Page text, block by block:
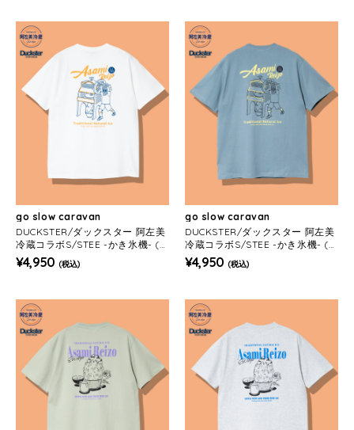
go slow caravan
DUCKSTER/ダックスター 阿左美
冷蔵コラボS/STEE -かき氷機- (M
ENS)
¥4,950 (税込)
go slow caravan
DUCKSTER/ダックスター 阿左美
冷蔵コラボS/STEE -かき氷機- (M
ENS)
¥4,950 (税込)